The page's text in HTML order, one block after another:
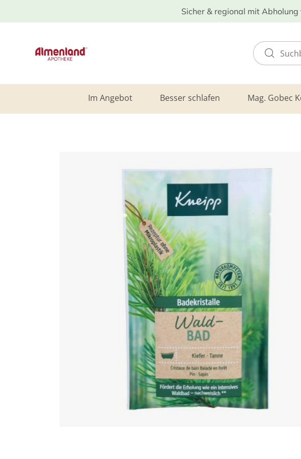
Sicher & regional mit
Im Angebot Besser schlafen Mag. Gobec